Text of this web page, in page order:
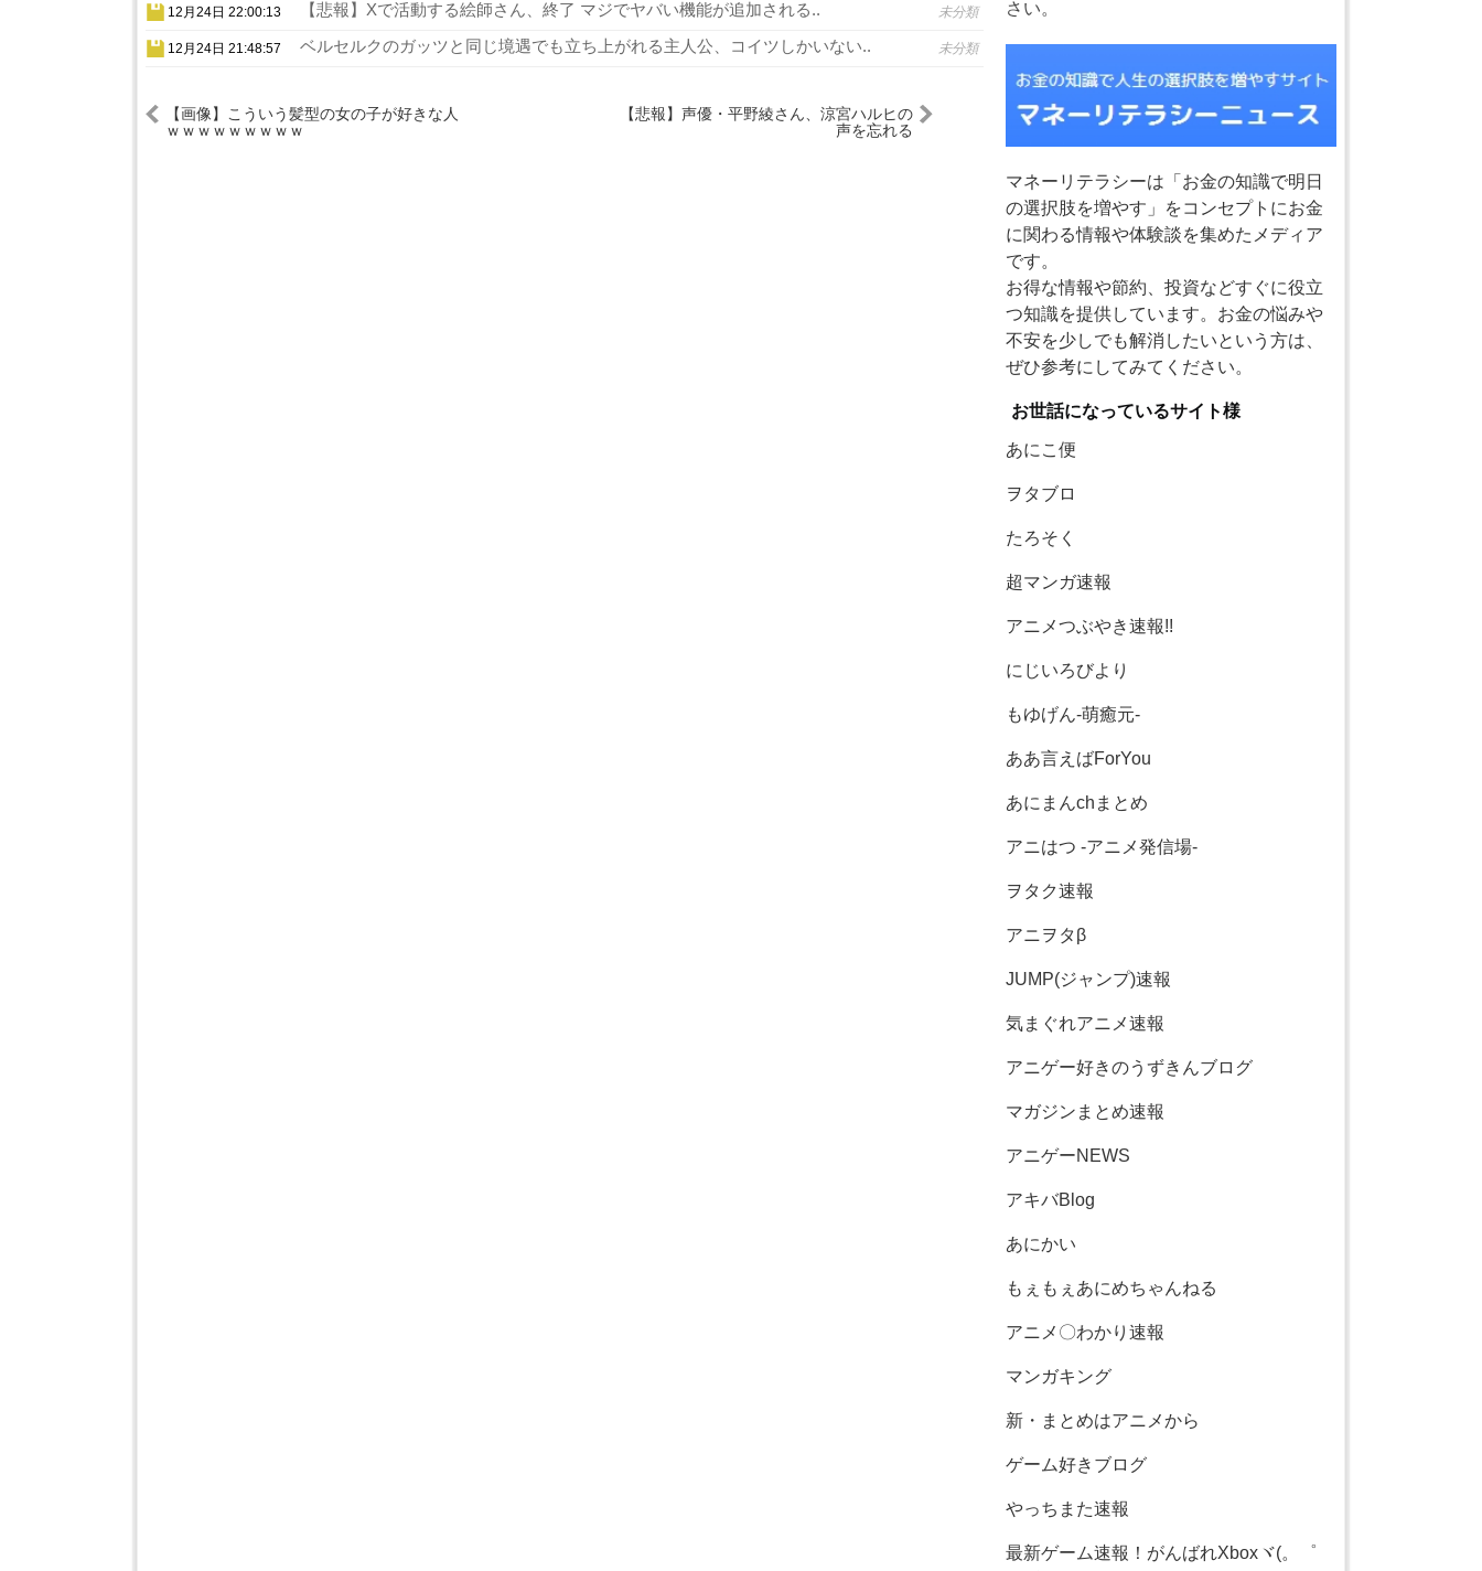
12月24日 22:00:13 【悲報】Xで活動する絵師さん、終了 マジでヤバい機能が追加される.. 未分類
12月24日 21:48:57 ベルセルクのガッツと同じ境遇でも立ち上がれる主人公、コイツしかいない.. 未分類
【画像】こういう髪型の女の子が好きな人
ｗｗｗｗｗｗｗｗｗ
【悲報】声優・平野綾さん、涼宮ハルヒの
声を忘れる
さい。
マネーリテラシーは「お金の知識で明日
の選択肢を増やす」をコンセプトにお金
に関わる情報や体験談を集めたメディア
です。
お得な情報や節約、投資などすぐに役立
つ知識を提供しています。お金の悩みや
不安を少しでも解消したいという方は、
ぜひ参考にしてみてください。
お世話になっているサイト様
あにこ便
ヲタブロ
たろそく
超マンガ速報
アニメつぶやき速報!!
にじいろびより
もゆげん-萌癒元-
ああ言えばForYou
あにまんchまとめ
アニはつ -アニメ発信場-
ヲタク速報
アニヲタβ
JUMP(ジャンプ)速報
気まぐれアニメ速報
アニゲー好きのうずきんブログ
マガジンまとめ速報
アニゲーNEWS
アキバBlog
あにかい
もぇもぇあにめちゃんねる
アニメ〇わかり速報
マンガキング
新・まとめはアニメから
ゲーム好きブログ
やっちまた速報
最新ゲーム速報！がんばれXboxヾ(。゜